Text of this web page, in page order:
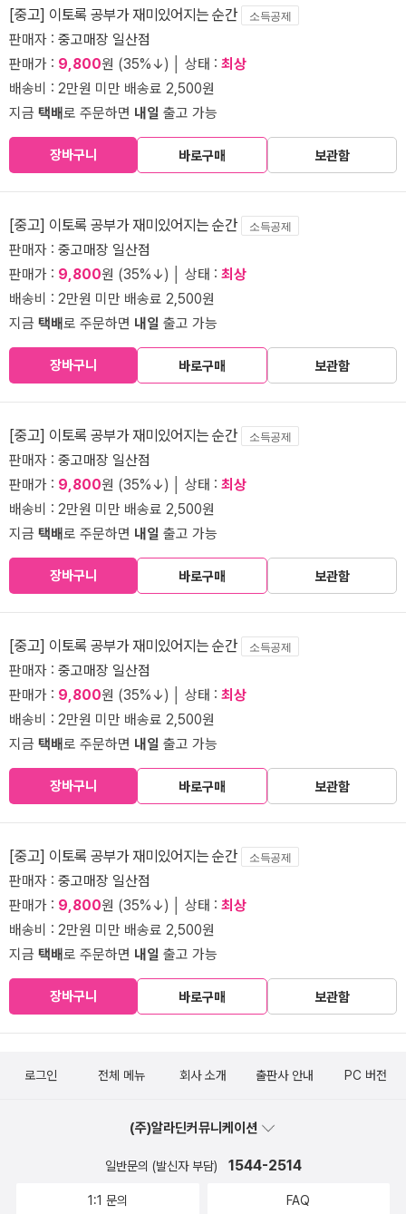
[중고] 이토록 공부가 재미있어지는 순간 소득공제
판매자 : 중고매장 일산점
판매가 : 9,800원 (35%↓) │ 상태 : 최상
배송비 : 2만원 미만 배송료 2,500원
지금 택배로 주문하면 내일 출고 가능
장바구니 바로구매 보관함
[중고] 이토록 공부가 재미있어지는 순간 소득공제
판매자 : 중고매장 일산점
판매가 : 9,800원 (35%↓) │ 상태 : 최상
배송비 : 2만원 미만 배송료 2,500원
지금 택배로 주문하면 내일 출고 가능
장바구니 바로구매 보관함
[중고] 이토록 공부가 재미있어지는 순간 소득공제
판매자 : 중고매장 일산점
판매가 : 9,800원 (35%↓) │ 상태 : 최상
배송비 : 2만원 미만 배송료 2,500원
지금 택배로 주문하면 내일 출고 가능
장바구니 바로구매 보관함
[중고] 이토록 공부가 재미있어지는 순간 소득공제
판매자 : 중고매장 일산점
판매가 : 9,800원 (35%↓) │ 상태 : 최상
배송비 : 2만원 미만 배송료 2,500원
지금 택배로 주문하면 내일 출고 가능
장바구니 바로구매 보관함
[중고] 이토록 공부가 재미있어지는 순간 소득공제
판매자 : 중고매장 일산점
판매가 : 9,800원 (35%↓) │ 상태 : 최상
배송비 : 2만원 미만 배송료 2,500원
지금 택배로 주문하면 내일 출고 가능
장바구니 바로구매 보관함
로그인 전체 메뉴 회사 소개 출판사 안내 PC 버전
(주)알라딘커뮤니케이션
일반문의 (발신자 부담) 1544-2514
1:1 문의 FAQ